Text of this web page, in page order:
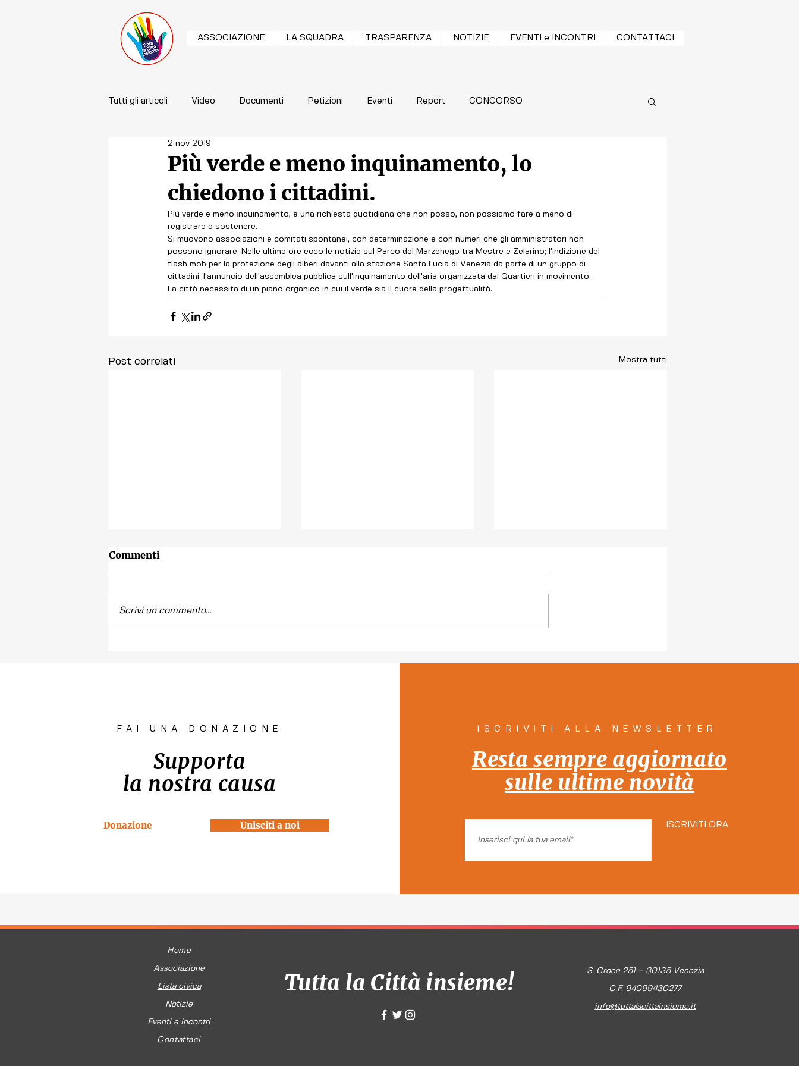
ASSOCIAZIONE LA SQUADRA TRASPARENZA NOTIZIE EVENTI e INCONTRI CONTATTACI
Tutti gli articoli Video Documenti Petizioni Eventi Report CONCORSO
Più verde e meno inquinamento, lo
chiedono i cittadini.
2 nov 2019
Più verde e meno inquinamento, è una richiesta quotidiana che non posso, non possiamo fare a meno di
registrare e sostenere.
Si muovono associazioni e comitati spontanei, con determinazione e con numeri che gli amministratori non
possono ignorare. Nelle ultime ore ecco le notizie sul Parco del Marzenego tra Mestre e Zelarino; l'indizione del
flash mob per la protezione degli alberi davanti alla stazione Santa Lucia di Venezia da parte di un gruppo di
cittadini; l'annuncio dell'assemblea pubblica sull'inquinamento dell'aria organizzata dai Quartieri in movimento.
La città necessita di un piano organico in cui il verde sia il cuore della progettualità.
Post correlati Mostra tutti
diritto all'abitare a
persone: insieme!" 12
Commenti
Scrivi un commento...
FAI UNA DONAZIONE
Supporta
la nostra causa
Donazione Unisciti a noi
ISCRIVITI ALLA NEWSLETTER
Resta sempre aggiornato
sulle ultime novità
ISCRIVITI ORA
Home
Associazione
Lista civica
Notizie
Eventi e incontri
Contattaci
Tutta la Città insieme! S. Croce 251 – 30135 Venezia
C.F. 94099430277
info@tuttalacittainsieme.it